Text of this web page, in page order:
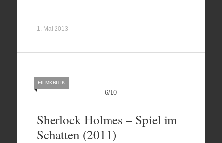
1. Mai 2013
6/10
FILMKRITIK
Sherlock Holmes – Spiel im
Schatten (2011)